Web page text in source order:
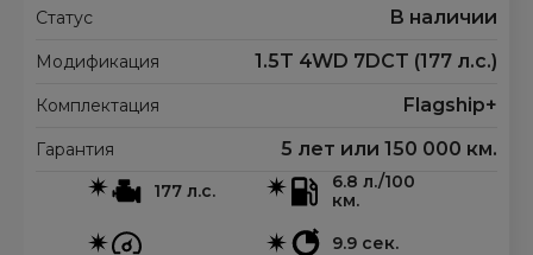
177 л.с.
6.8 л./100
км.
9.9 сек.
Статус В наличии
Модификация 1.5T 4WD 7DCT (177 л.с.)
Комплектация Flagship+
Гарантия 5 лет или 150 000 км.